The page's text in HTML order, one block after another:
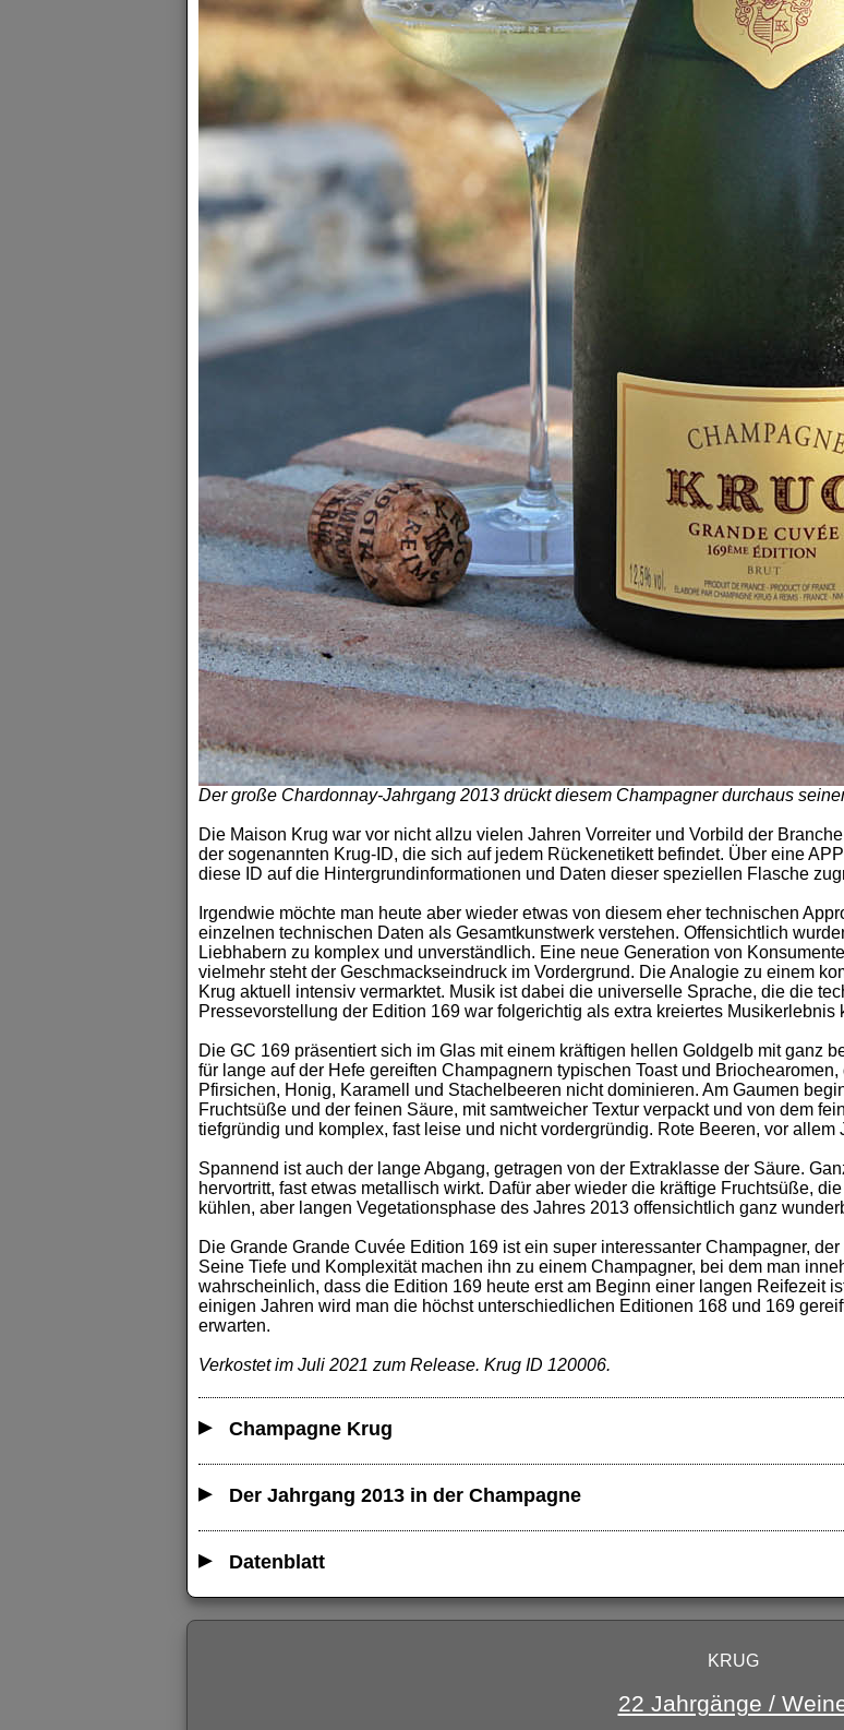
Der große Chardonnay-Jahrgang 2013 drückt diesem Champagner durchaus
Die Maison Krug war vor nicht allzu vielen Jahren Vorreiter und Vorbild der
der sogenannten Krug-ID, die sich auf jedem Rückenetikett befindet. Über eine
diese ID auf die Hintergrundinformationen und Daten dieser speziellen Flasche
Irgendwie möchte man heute aber wieder etwas von diesem eher technischen
einzelnen technischen Daten als Gesamtkunstwerk verstehen. Offensichtlich
Liebhabern zu komplex und unverständlich. Eine neue Generation von
vielmehr steht der Geschmackseindruck im Vordergrund. Die Analogie zu einem
Krug aktuell intensiv vermarktet. Musik ist dabei die universelle Sprache, die die
Pressevorstellung der Edition 169 war folgerichtig als extra kreiertes Musikerlebnis
Die GC 169 präsentiert sich im Glas mit einem kräftigen hellen Goldgelb mit ganz
für lange auf der Hefe gereiften Champagnern typischen Toast und
Pfirsichen, Honig, Karamell und Stachelbeeren nicht dominieren. Am Gaumen
Fruchtsüße und der feinen Säure, mit samtweicher Textur verpackt und von dem
tiefgründig und komplex, fast leise und nicht vordergründig. Rote Beeren, vor
Spannend ist auch der lange Abgang, getragen von der Extraklasse der Säure.
hervortritt, fast etwas metallisch wirkt. Dafür aber wieder die kräftige Fruchtsüße,
kühlen, aber langen Vegetationsphase des Jahres 2013 offensichtlich ganz
Die Grande Grande Cuvée Edition 169 ist ein super interessanter Champagner,
Seine Tiefe und Komplexität machen ihn zu einem Champagner, bei dem man
wahrscheinlich, dass die Edition 169 heute erst am Beginn einer langen Reifezeit
einigen Jahren wird man die höchst unterschiedlichen Editionen 168 und 169
erwarten.
Verkostet im Juli 2021 zum Release. Krug ID 120006.
Champagne Krug
Der Jahrgang 2013 in der Champagne
Datenblatt
KRUG
22 Jahrgänge /